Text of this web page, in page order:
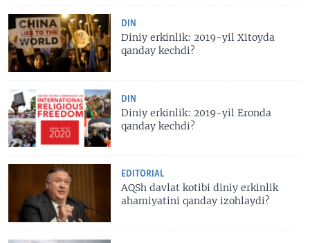
DIN
Diniy erkinlik: 2019-yil Xitoyda
qanday kechdi?
DIN
Diniy erkinlik: 2019-yil Eronda
qanday kechdi?
EDITORIAL
AQSh davlat kotibi diniy erkinlik
ahamiyatini qanday izohlaydi?